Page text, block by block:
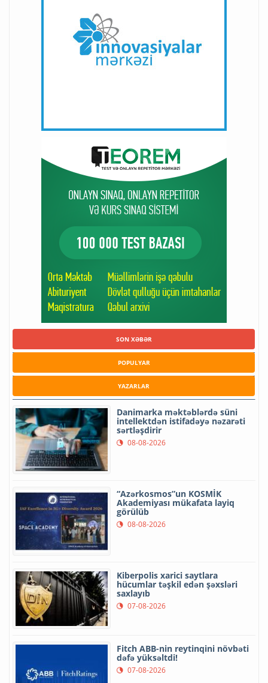
SON XƏBƏR
POPULYAR
YAZARLAR
Danimarka məktəblərdə süni
intellektdən istifadəyə nəzarəti
sərtləşdirir
08-08-2026
“Azərkosmos”un KOSMİK
Akademiyası mükafata layiq
görülüb
08-08-2026
Kiberpolis xarici saytlara
hücumlar təşkil edən şəxsləri
saxlayıb
07-08-2026
Fitch ABB-nin reytinqini növbəti
dəfə yüksəltdi!
07-08-2026